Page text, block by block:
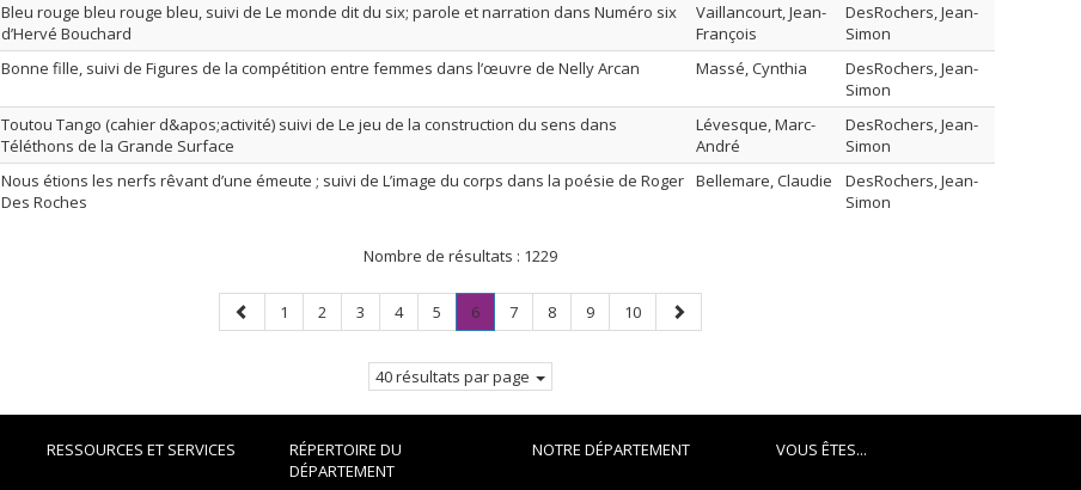
Bleu rouge bleu rouge bleu, suivi de Le monde dit du six; parole et narration dans Numéro six
d’Hervé Bouchard
Vaillancourt, Jean-
François
DesRochers, Jean-
Simon
Bonne fille, suivi de Figures de la compétition entre femmes dans l’œuvre de Nelly Arcan Massé, Cynthia
DesRochers, Jean-
Simon
Toutou Tango (cahier d&apos;activité) suivi de Le jeu de la construction du sens dans
Téléthons de la Grande Surface
Lévesque, Marc-
André
DesRochers, Jean-
Simon
Nous étions les nerfs rêvant d’une émeute ; suivi de L’image du corps dans la poésie de Roger
Des Roches
Bellemare, Claudie
DesRochers, Jean-
Simon
Nombre de résultats : 1229
Page
précédente
Page
1 Page
2 Page
3 Page
4 Page
5 Page
6.
Page
Page
7 Page
8 Page
9 Page
10
Page
suivante
40 résultats par page
RESSOURCES ET SERVICES
RÉPERTOIRE DU
DÉPARTEMENT
NOTRE DÉPARTEMENT VOUS ÊTES...